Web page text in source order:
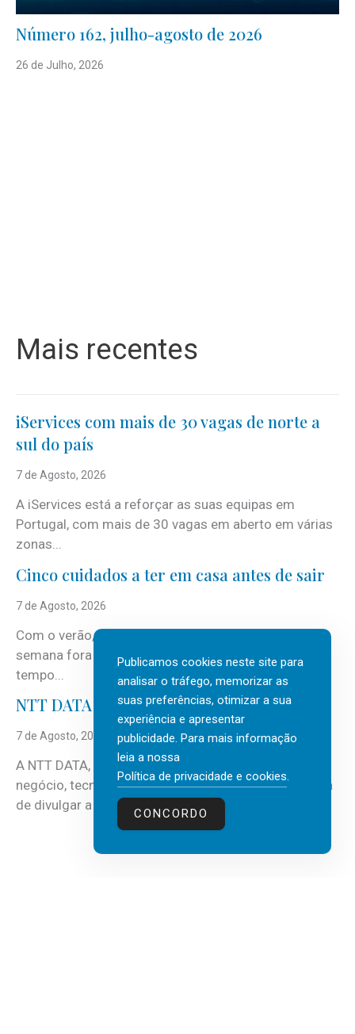
Número 162, julho-agosto de 2026
26 de Julho, 2026
Mais recentes
iServices com mais de 30 vagas de norte a
sul do país
7 de Agosto, 2026
A iServices está a reforçar as suas equipas em
Portugal, com mais de 30 vagas em aberto em várias
zonas...
Cinco cuidados a ter em casa antes de sair
7 de Agosto, 2026
Com o verão, chegam também as férias, os fins-de-
semana fora e os dias em que a casa fica mais
tempo...
NTT DATA Insurtech Global Outlook 2026
7 de Agosto, 2026
A NTT DATA, consultora global em serviços de
negócio, tecnologia e inteligência artificial (IA), acaba
de divulgar a mais recente...
Publicamos cookies neste site para
analisar o tráfego, memorizar as
suas preferências, otimizar a sua
experiência e apresentar
publicidade. Para mais informação
leia a nossa
Política de privacidade e cookies.
CONCORDO